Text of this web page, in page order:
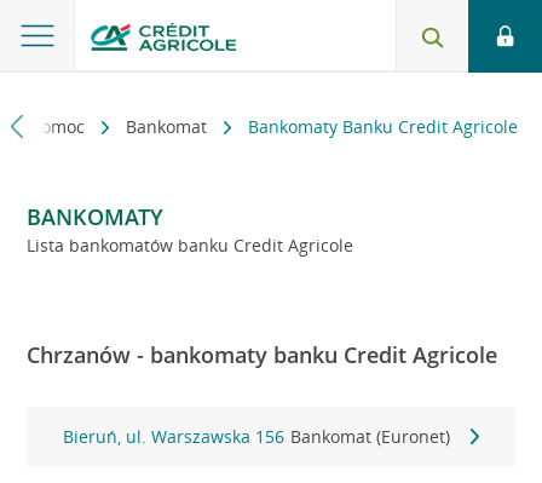
i pomoc Bankomat Bankomaty Banku Credit Agricole
BANKOMATY
Lista bankomatów banku Credit Agricole
Chrzanów - bankomaty banku Credit Agricole
Bieruń, ul. Warszawska 156 Bankomat (Euronet)